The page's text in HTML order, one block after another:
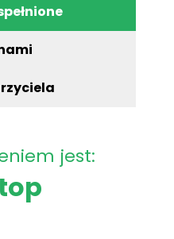
jest: